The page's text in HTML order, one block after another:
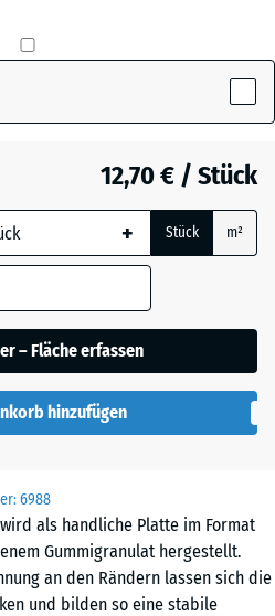
6988
als handliche Platte im Format
Gummigranulat hergestellt.
an den Rändern lassen sich die
und bilden so eine stabile
12,70 € / Stück
+ Stück m²
– Fläche erfassen
hinzufügen